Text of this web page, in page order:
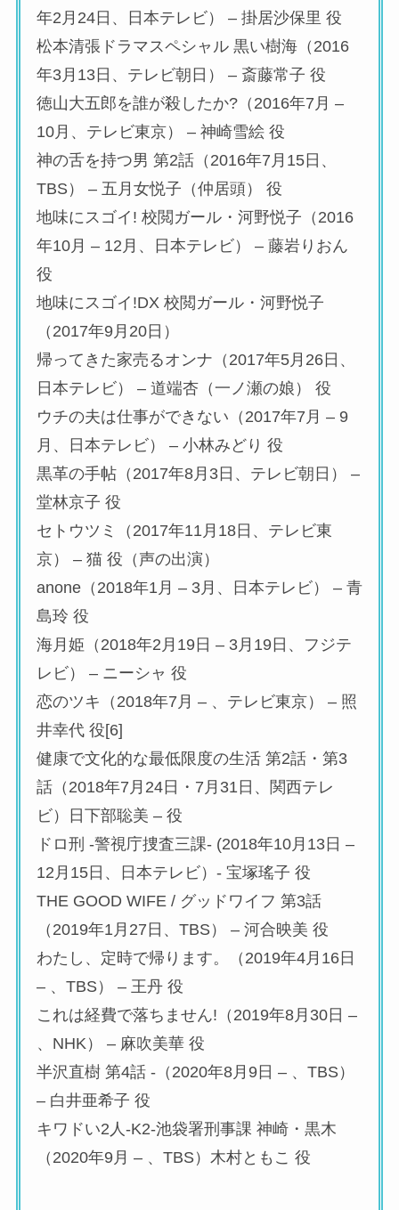
年2月24日、日本テレビ） – 掛居沙保里 役
松本清張ドラマスペシャル 黒い樹海（2016
年3月13日、テレビ朝日） – 斎藤常子 役
徳山大五郎を誰が殺したか?（2016年7月 –
10月、テレビ東京） – 神崎雪絵 役
神の舌を持つ男 第2話（2016年7月15日、
TBS） – 五月女悦子（仲居頭） 役
地味にスゴイ! 校閲ガール・河野悦子（2016
年10月 – 12月、日本テレビ） – 藤岩りおん
役
地味にスゴイ!DX 校閲ガール・河野悦子
（2017年9月20日）
帰ってきた家売るオンナ（2017年5月26日、
日本テレビ） – 道端杏（一ノ瀬の娘） 役
ウチの夫は仕事ができない（2017年7月 – 9
月、日本テレビ） – 小林みどり 役
黒革の手帖（2017年8月3日、テレビ朝日） –
堂林京子 役
セトウツミ（2017年11月18日、テレビ東
京） – 猫 役（声の出演）
anone（2018年1月 – 3月、日本テレビ） – 青
島玲 役
海月姫（2018年2月19日 – 3月19日、フジテ
レビ） – ニーシャ 役
恋のツキ（2018年7月 – 、テレビ東京） – 照
井幸代 役[6]
健康で文化的な最低限度の生活 第2話・第3
話（2018年7月24日・7月31日、関西テレ
ビ）日下部聡美 – 役
ドロ刑 -警視庁捜査三課- (2018年10月13日 –
12月15日、日本テレビ）- 宝塚瑤子 役
THE GOOD WIFE / グッドワイフ 第3話
（2019年1月27日、TBS） – 河合映美 役
わたし、定時で帰ります。（2019年4月16日
– 、TBS） – 王丹 役
これは経費で落ちません!（2019年8月30日 –
、NHK） – 麻吹美華 役
半沢直樹 第4話 -（2020年8月9日 – 、TBS）
– 白井亜希子 役
キワドい2人-K2-池袋署刑事課 神崎・黒木
（2020年9月 – 、TBS）木村ともこ 役